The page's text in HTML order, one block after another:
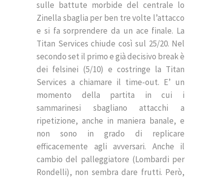
sulle battute morbide del centrale lo
Zinella sbaglia per ben tre volte l’attacco
e si fa sorprendere da un ace finale. La
Titan Services chiude così sul 25/20. Nel
secondo set il primo e già decisivo break è
dei felsinei (5/10) e costringe la Titan
Services a chiamare il time-out. E’ un
momento della partita in cui i
sammarinesi sbagliano attacchi a
ripetizione, anche in maniera banale, e
non sono in grado di replicare
efficacemente agli avversari. Anche il
cambio del palleggiatore (Lombardi per
Rondelli), non sembra dare frutti. Però,